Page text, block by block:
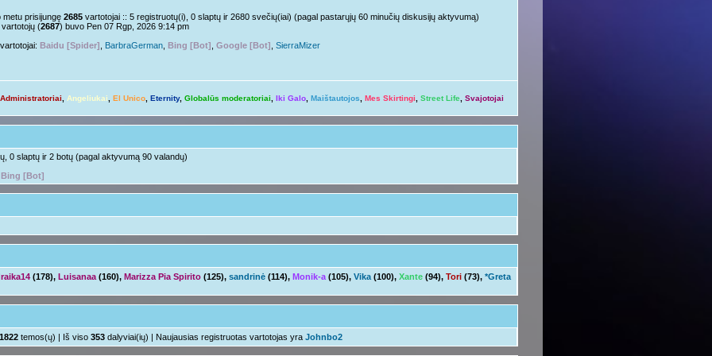
» Nelabai..
o tu? Juk irgi
»
»ačiū ačiū ir jus
»Ir tave
Su naujais mokslo metais
aha
metu prisijungę 2685 vartotojai :: 5 registruotų(i), 0 slaptų ir 2680 svečių(iai) (pagal pastarųjų 60 minučių diskusijų aktyvumą)
vartotojų (2687) buvo Pen 07 Rgp, 2026 9:14 pm
Baidu [Spider] BarbraGerman Bing [Bot] Google [Bot] SierraMizer
Administratoriai Angeliukai El Unico Eternity, Globalūs moderatoriai Iki Galo Maištautojos Mes Skirtingi Street Life Svajotojai
0 slaptų ir 2 botų (pagal aktyvumą 90 valandų)
Bing [Bot]
(178), Luisanaa (160), Marizza Pia Spirito (125), sandrinė (114), Monik-a (105), Vika (100), Xante (94), Tori (73), *Greta
temos(ų) | Iš viso 353 dalyviai(ių) | Naujausias registruotas vartotojas yra Johnbo2